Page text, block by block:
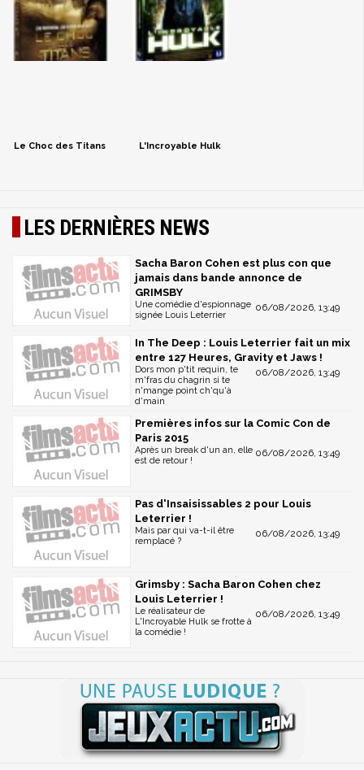
Le Choc des Titans L'Incroyable Hulk
LES DERNIÈRES NEWS
Sacha Baron Cohen est plus con que
jamais dans bande annonce de
GRIMSBY
06/08/2026, 13:49
Une comédie d'espionnage
signée Louis Leterrier
In The Deep : Louis Leterrier fait un mix
entre 127 Heures, Gravity et Jaws !
06/08/2026, 13:49
Dors mon p'tit requin, te
m'fras du chagrin si te
n'mange point ch'qu'à
d'main
Premières infos sur la Comic Con de
Paris 2015
06/08/2026, 13:49
Après un break d'un an, elle
est de retour !
Pas d'Insaisissables 2 pour Louis
Leterrier !
06/08/2026, 13:49
Mais par qui va-t-il être
remplacé ?
Grimsby : Sacha Baron Cohen chez
Louis Leterrier !
06/08/2026, 13:49
Le réalisateur de
L'Incroyable Hulk se frotte à
la comédie !